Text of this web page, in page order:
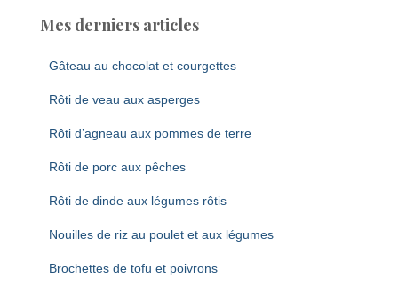
Mes derniers articles
Gâteau au chocolat et courgettes
Rôti de veau aux asperges
Rôti d’agneau aux pommes de terre
Rôti de porc aux pêches
Rôti de dinde aux légumes rôtis
Nouilles de riz au poulet et aux légumes
Brochettes de tofu et poivrons